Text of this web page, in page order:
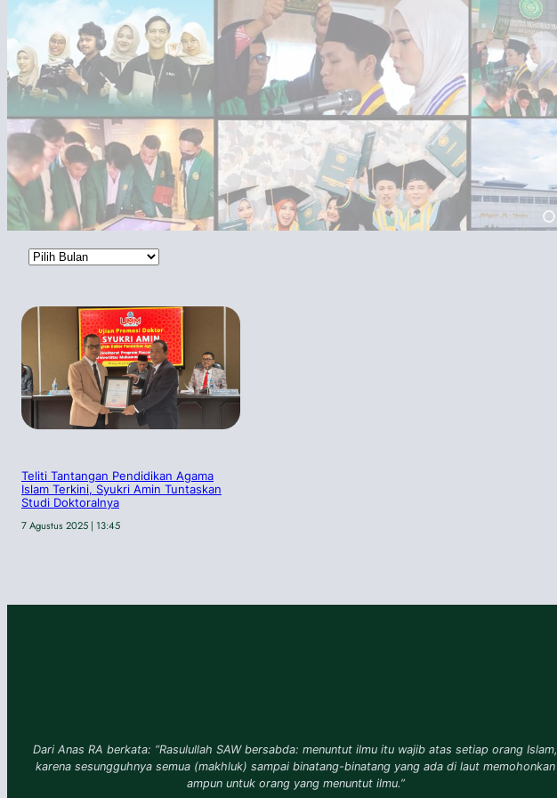
Arsip
Teliti Tantangan Pendidikan Agama
Islam Terkini, Syukri Amin Tuntaskan
Studi Doktoralnya
7 Agustus 2025 | 13:45
Dari Anas RA berkata: “Rasulullah SAW bersabda: menuntut ilmu itu wajib atas setiap orang Islam,
karena sesungguhnya semua (makhluk) sampai binatang-binatang yang ada di laut memohonkan
ampun untuk orang yang menuntut ilmu.”